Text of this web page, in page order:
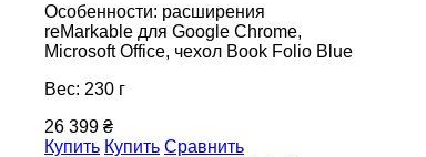
Особенности: расширения
reMarkable для Google Chrome,
Microsoft Office, чехол Book Folio Blue
Вес: 230 г
26 399 ₴
Купить Купить Сравнить